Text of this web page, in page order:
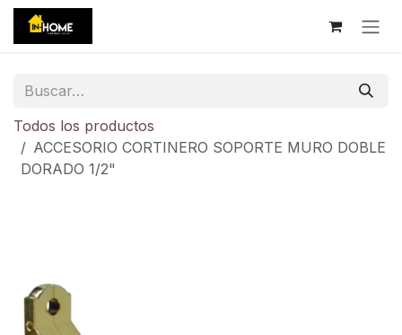
Ir al contenido
Todos los productos
ACCESORIO CORTINERO SOPORTE MURO DOBLE
DORADO 1/2"